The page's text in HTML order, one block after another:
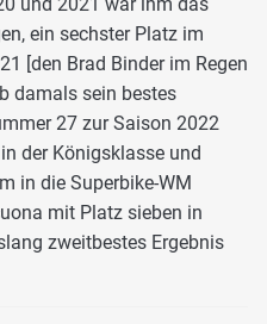
ein sechster Platz im
[den Brad Binder im Regen
damals sein bestes
27 zur Saison 2022
der Königsklasse und
in die Superbike-WM
mit Platz sieben in
zweitbestes Ergebnis